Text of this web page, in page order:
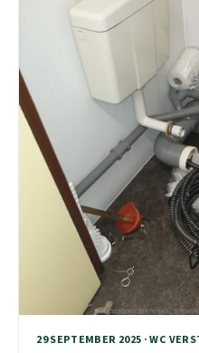
29 SEPTEMBER 2025 · WC